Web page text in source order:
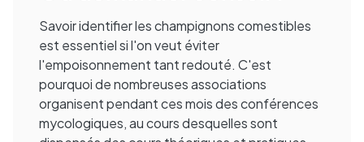
Savoir identifier les champignons comestibles
est essentiel si l'on veut éviter
l'empoisonnement tant redouté. C'est
pourquoi de nombreuses associations
organisent pendant ces mois des conférences
mycologiques, au cours desquelles sont